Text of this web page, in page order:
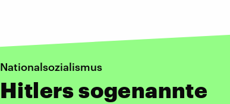
Nationalsozialismus
Hitlers sogenannte